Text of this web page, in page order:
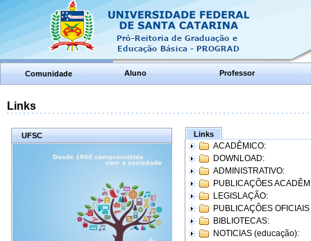
Comunidade Aluno Professor
Links
UFSC Links
ACADÊMICO:
DOWNLOAD:
ADMINISTRATIVO:
PUBLICAÇÕES
LEGISLAÇÃO:
PUBLICAÇÕES
BIBLIOTECAS:
NOTICIAS (educação):